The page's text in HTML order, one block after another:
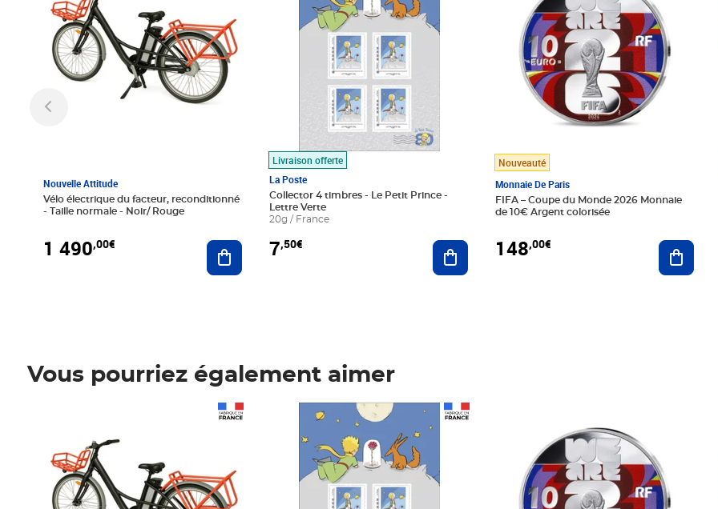
Nouvelle Attitude
Vélo électrique du facteur, reconditionné
- Taille normale - Noir/ Rouge
1 490,00€ Ajouter au panier
Livraison offerte
La Poste
Collector 4 timbres - Le Petit Prince -
Lettre Verte
20g / France
7,50€ Ajouter au panier
Nouveauté
Monnaie De Paris
FIFA – Coupe du Monde 2026 Monnaie
de 10€ Argent colorisée
148,00€
Vous pourriez également aimer
Prix 7,50€